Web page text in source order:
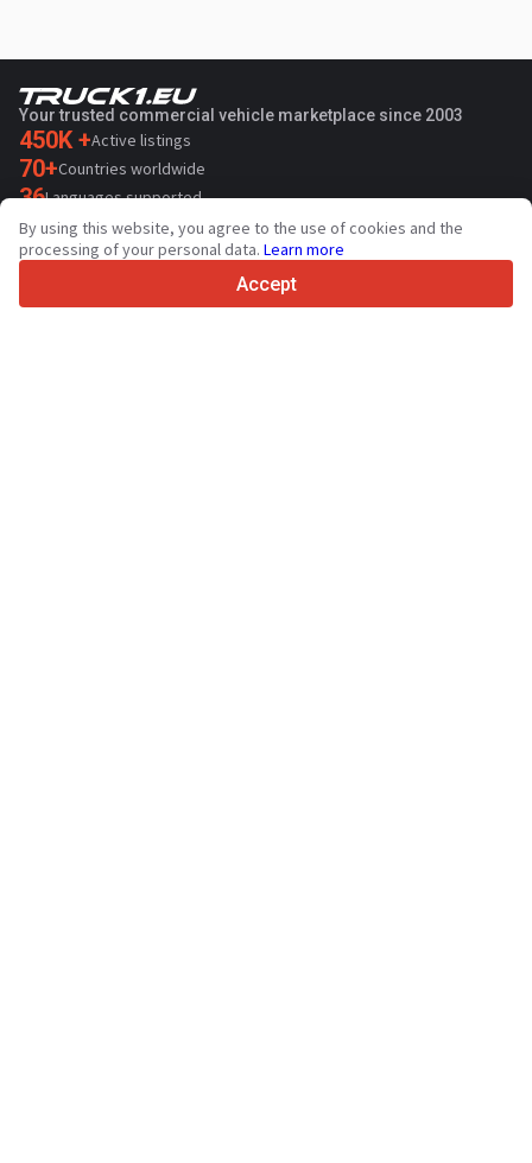
Your trusted commercial vehicle marketplace since 2003
450K +Active listings
70+Countries worldwide
36Languages supported
4.7/5
Trustpilot
By using this website, you agree to the use of cookies and the
processing of your personal data. Learn more
Accept